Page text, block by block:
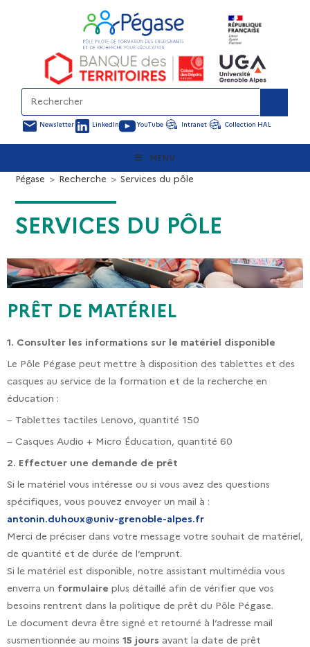
Newsletter LinkedIn YouTube Intranet Collection HAL
MENU
SERVICES DU PÔLE
Pégase > Recherche > Services du pôle
PRÊT DE MATÉRIEL
1. Consulter les informations sur le matériel disponible
Le Pôle Pégase peut mettre à disposition des tablettes et des
casques au service de la formation et de la recherche en
éducation :
– Tablettes tactiles Lenovo, quantité 150
– Casques Audio + Micro Éducation, quantité 60
2. Effectuer une demande de prêt
Si le matériel vous intéresse ou si vous avez des questions
spécifiques, vous pouvez envoyer un mail à :
antonin.duhoux@univ-grenoble-alpes.fr
Merci de préciser dans votre message votre souhait de matériel,
de quantité et de durée de l’emprunt.
Si le matériel est disponible, notre assistant multimédia vous
enverra un formulaire plus détaillé afin de vérifier que vos
besoins rentrent dans la politique de prêt du Pôle Pégase.
Le document devra être signé et retourné à l’adresse mail
susmentionnée au moins 15 jours avant la date de prêt